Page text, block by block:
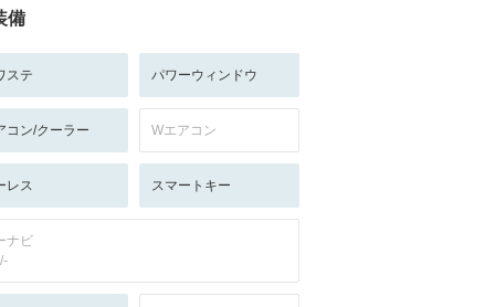
備
ステ パワーウィンドウ
コン/クーラー Wエアコン
レス スマートキー
ナビ